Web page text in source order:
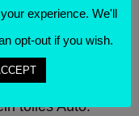
„Wann
ist die
tolles Auto.“
experience. We'll
opt-out if you wish.